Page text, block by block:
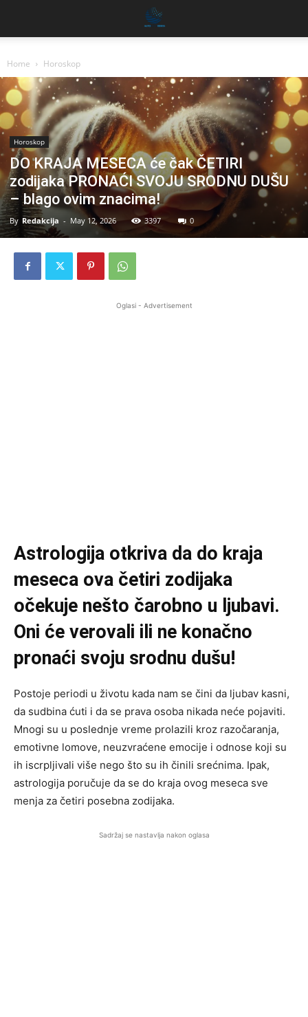
Home Horoskop
Horoskop
DO KRAJA MESECA će čak ČETIRI
zodijaka PRONAĆI SVOJU SRODNU DUŠU
– blago ovim znacima!
By Redakcija - May 12, 2026 3397 0
Oglasi - Advertisement
Astrologija otkriva da do kraja
meseca ova četiri zodijaka
očekuje nešto čarobno u ljubavi.
Oni će verovali ili ne konačno
pronaći svoju srodnu dušu!
Postoje periodi u životu kada nam se čini da ljubav kasni,
da sudbina ćuti i da se prava osoba nikada neće pojaviti.
Mnogi su u poslednje vreme prolazili kroz razočaranja,
emotivne lomove, neuzvraćene emocije i odnose koji su
ih iscrpljivali više nego što su ih činili srećnima. Ipak,
astrologija poručuje da se do kraja ovog meseca sve
menja za četiri posebna zodijaka.
Sadržaj se nastavlja nakon oglasa